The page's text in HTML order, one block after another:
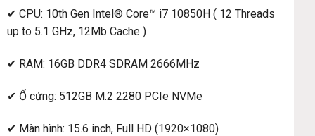
✔ CPU: 10th Gen Intel® Core™ i7 10850H ( 12 Threads
up to 5.1 GHz, 12Mb Cache )
✔ RAM: 16GB DDR4 SDRAM 2666MHz
✔ Ổ cứng: 512GB M.2 2280 PCIe NVMe
✔ Màn hình: 15.6 inch, Full HD (1920×1080)